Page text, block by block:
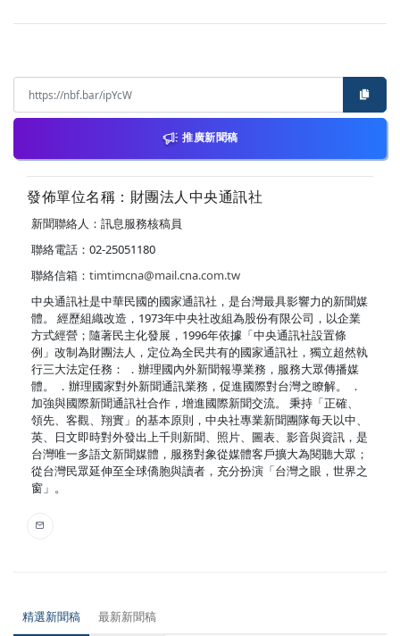
推廣新聞稿
發佈單位名稱：財團法人中央通訊社
新聞聯絡人：訊息服務核稿員
聯絡電話：02-25051180
聯絡信箱： timtimcna@mail.cna.com.tw
中央通訊社是中華民國的國家通訊社，是台灣最具影響力的新聞媒
體。 經歷組織改造，1973年中央社改組為股份有限公司，以企業
方式經營；隨著民主化發展，1996年依據「中央通訊社設置條
例」改制為財團法人，定位為全民共有的國家通訊社，獨立超然執
行三大法定任務： ．辦理國內外新聞報導業務，服務大眾傳播媒
體。 ．辦理國家對外新聞通訊業務，促進國際對台灣之瞭解。 ．
加強與國際新聞通訊社合作，增進國際新聞交流。 秉持「正確、
領先、客觀、翔實」的基本原則，中央社專業新聞團隊每天以中、
英、日文即時對外發出上千則新聞、照片、圖表、影音與資訊，是
台灣唯一多語文新聞媒體，服務對象從媒體客戶擴大為閱聽大眾；
從台灣民眾延伸至全球僑胞與讀者，充分扮演「台灣之眼，世界之
窗」。
精選新聞稿 最新新聞稿